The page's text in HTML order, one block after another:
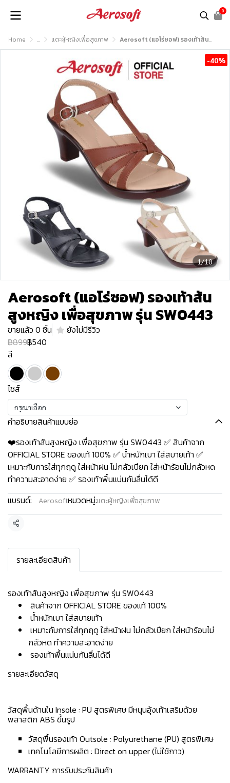
0
Home ... แตะผู้หญิงเพื่อสุขภาพ Aerosoft (แอโร่ซอฟ) รองเท้าส้นสูงหญิง เพื่อสุขภาพ รุ่น SW0443
1/10
-40%
Aerosoft (แอโร่ซอฟ) รองเท้าส้น
สูงหญิง เพื่อสุขภาพ รุ่น SW0443
ขายแล้ว 0 ชิ้น
ยังไม่มีรีวิว
฿899฿540
สี
ไซส์
กรุณาเลือก
คำอธิบายสินค้าแบบย่อ
❤️รองเท้าส้นสูงหญิง เพื่อสุขภาพ รุ่น SW0443 ✅ สินค้าจาก
OFFICIAL STORE ของแท้ 100% ✅ น้ำหนักเบา ใส่สบายเท้า ✅
เหมาะกับการใส่ทุกฤดู ใส่หน้าฝน ไม่กลัวเปียก ใส่หน้าร้อนไม่กลัวหด
ทำความสะอาดง่าย ✅ รองเท้าพื้นแน่นกันลื่นได้ดี
แบรนด์:
Aerosoftหมวดหมู่:แตะผู้หญิงเพื่อสุขภาพ
แชร์
รายละเอียดสินค้า
รองเท้าส้นสูงหญิง เพื่อสุขภาพ รุ่น SW0443
สินค้าจาก OFFICIAL STORE ของแท้ 100%
น้ำหนักเบา ใส่สบายเท้า
เหมาะกับการใส่ทุกฤดู ใส่หน้าฝน ไม่กลัวเปียก ใส่หน้าร้อนไม่
กลัวหด ทำความสะอาดง่าย
รองเท้าพื้นแน่นกันลื่นได้ดี
รายละเอียดวัสดุ
วัสดุพื้นด้านใน Insole : PU สูตรพิเศษ มีหนุนอุ้งเท้าเสริมด้วย
พลาสติก ABS ขึ้นรูป
วัสดุพื้นรองเท้า Outsole : Polyurethane (PU) สูตรพิเศษ
เทคโนโลยีการผลิต : Direct on upper (ไม่ใช้กาว)
WARRANTY การรับประกันสินค้า